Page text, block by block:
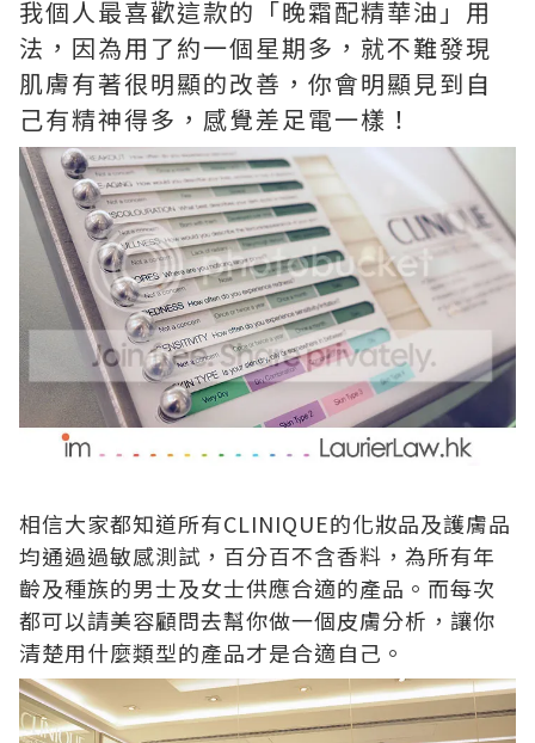
我個人最喜歡這款的「晚霜配精華油」用
法，因為用了約一個星期多，就不難發現
肌膚有著很明顯的改善，你會明顯見到自
己有精神得多，感覺差足電一樣！
相信大家都知道所有CLINIQUE的化妝品及護膚品
均通過過敏感測試，百分百不含香料，為所有年
齡及種族的男士及女士供應合適的產品。而每次
都可以請美容顧問去幫你做一個皮膚分析，讓你
清楚用什麼類型的產品才是合適自己。